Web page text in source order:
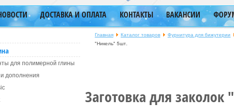
ДОСТАВКА И ОПЛАТА КОНТАКТЫ ВАКАНСИИ
для полимерной глины
дополнения
Главная Каталог товаров Фурнитура для бижутерии
"Никель" 5шт.
Заготовка для